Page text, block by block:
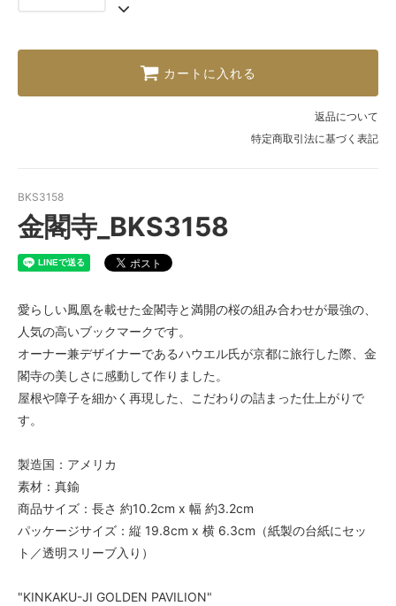
カートに入れる
返品について
特定商取引法に基づく表記
BKS3158
金閣寺_BKS3158
愛らしい鳳凰を載せた金閣寺と満開の桜の組み合わせが最強の、
人気の高いブックマークです。
オーナー兼デザイナーであるハウエル氏が京都に旅行した際、金
閣寺の美しさに感動して作りました。
屋根や障子を細かく再現した、こだわりの詰まった仕上がりで
す。
製造国：アメリカ
素材：真鍮
商品サイズ：長さ 約10.2cm x 幅 約3.2cm
パッケージサイズ：縦 19.8cm x 横 6.3cm（紙製の台紙にセッ
ト／透明スリーブ入り）
"KINKAKU-JI GOLDEN PAVILION"